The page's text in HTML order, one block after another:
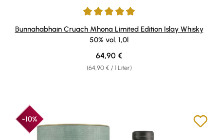
Durchschnittliche Bewertung von 4.88 von 5 Sternen
Bunnahabhain Cruach Mhona Limited Edition Islay Whisky
50% vol. 1,0l
(64,90 € / 1 Liter)
Regulärer Preis:
64,90 €
-10%